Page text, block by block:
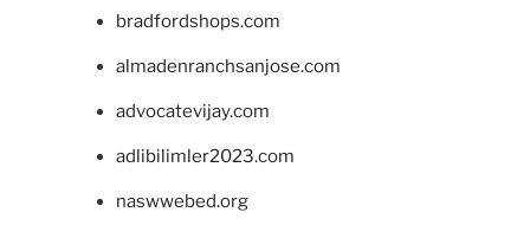
bradfordshops.com
almadenranchsanjose.com
advocatevijay.com
adlibilimler2023.com
naswwebed.org